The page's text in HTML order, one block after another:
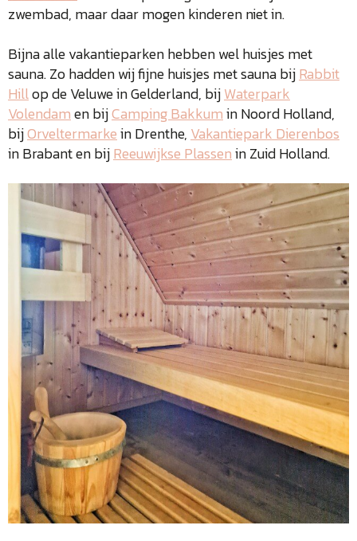
zwembad, maar daar mogen kinderen niet in.
Bijna alle vakantieparken hebben wel huisjes met
sauna. Zo hadden wij fijne huisjes met sauna bijRabbit
Hillop de Veluwe in Gelderland, bijWaterpark
Volendamen bijCamping Bakkumin Noord Holland,
bijOrveltermarkein Drenthe, Vakantiepark Dierenbos
in Brabant en bijReeuwijkse Plassenin Zuid Holland.